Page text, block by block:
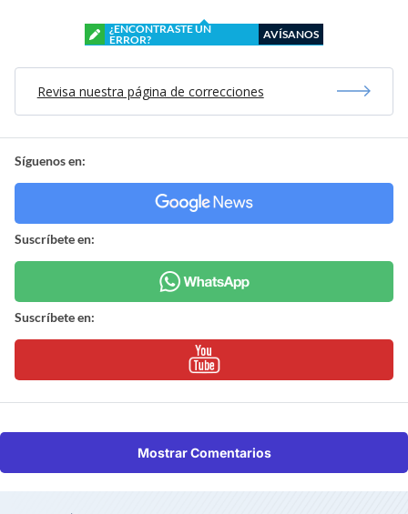
¿ENCONTRASTE UN
ERROR?
AVÍSANOS
Revisa nuestra página de correcciones
Síguenos en:
Suscríbete en:
Suscríbete en:
Mostrar Comentarios